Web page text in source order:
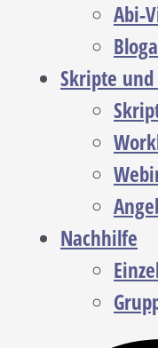
Abi-
Skripte und
Nachhilfe